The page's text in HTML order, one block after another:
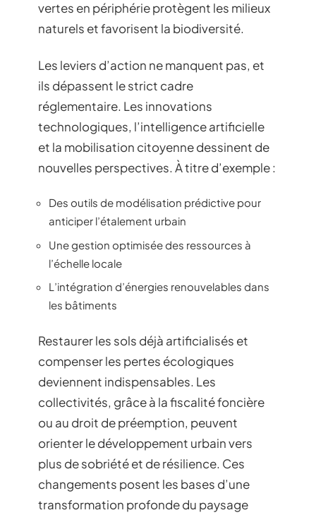
vertes en périphérie protègent les milieux
naturels et favorisent la biodiversité.
Les leviers d’action ne manquent pas, et
ils dépassent le strict cadre
réglementaire. Les innovations
technologiques, l’intelligence artificielle
et la mobilisation citoyenne dessinent de
nouvelles perspectives. À titre d’exemple :
Des outils de modélisation prédictive pour
anticiper l’étalement urbain
Une gestion optimisée des ressources à
l’échelle locale
L’intégration d’énergies renouvelables dans
les bâtiments
Restaurer les sols déjà artificialisés et
compenser les pertes écologiques
deviennent indispensables. Les
collectivités, grâce à la fiscalité foncière
ou au droit de préemption, peuvent
orienter le développement urbain vers
plus de sobriété et de résilience. Ces
changements posent les bases d’une
transformation profonde du paysage